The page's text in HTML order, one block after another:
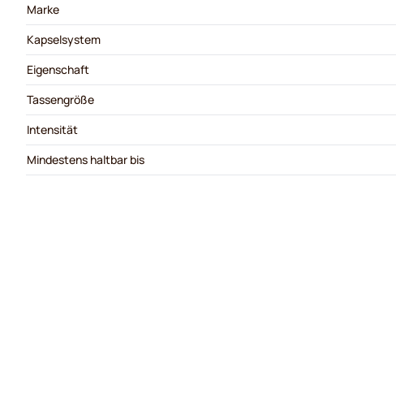
Marke
Kapselsystem
Eigenschaft
Tassengröße
Intensität
Mindestens haltbar bis